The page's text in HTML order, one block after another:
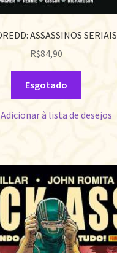
ASSASSINOS SERIAIS
R$84,90
Esgotado
Adicionar à lista de desejos